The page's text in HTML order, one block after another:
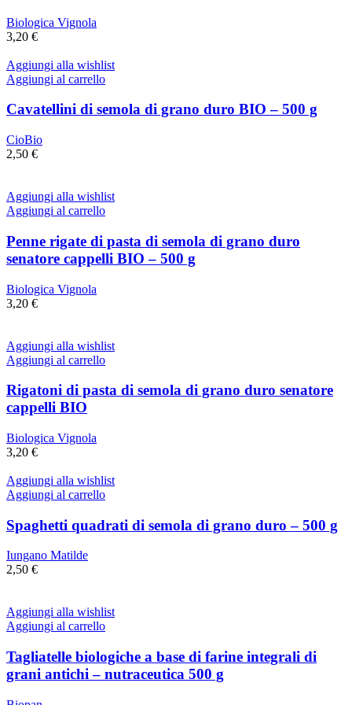
Biologica Vignola
3,20 €
Aggiungi alla wishlist
Aggiungi al carrello
Cavatellini di semola di grano duro BIO – 500 g
CioBio
2,50 €
Aggiungi alla wishlist
Aggiungi al carrello
Penne rigate di pasta di semola di grano duro
senatore cappelli BIO – 500 g
Biologica Vignola
3,20 €
Aggiungi alla wishlist
Aggiungi al carrello
Rigatoni di pasta di semola di grano duro senatore
cappelli BIO
Biologica Vignola
3,20 €
Aggiungi alla wishlist
Aggiungi al carrello
Spaghetti quadrati di semola di grano duro – 500 g
Iungano Matilde
2,50 €
Aggiungi alla wishlist
Aggiungi al carrello
Tagliatelle biologiche a base di farine integrali di
grani antichi – nutraceutica 500 g